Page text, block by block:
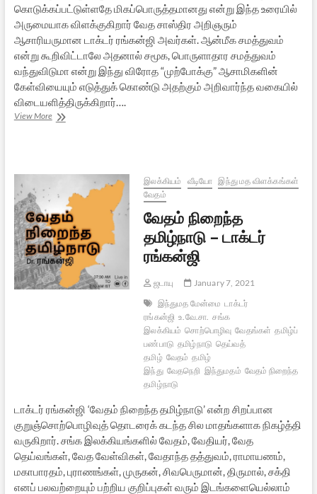
கொடுக்கப்பட்டுள்ளதே மிகப்பொருத்தமானது என்று இந்த உரையில்
அருமையாக விளக்குகிறார் வேத சாஸ்திர அறிஞரும்
ஆசாரியருமான டாக்டர் ரங்கன்ஜி அவர்கள். ஆன்மீக சமத்துவம்
என்று கூறிவிட்டாலே அதனால் சமூக, பொருளாதார சமத்துவம்
வந்துவிடுமா என்று இந்து விரோத “முற்போக்கு” ஆசாமிகளின்
கேள்வியையும் எடுத்துக் கொண்டு அதற்கும் அறிவார்ந்த வகையில்
விடையளித்திருக்கிறார்….
View Moreசமத்துவ
இலக்கியம் வீடியோ இந்து மத விளக்கங்கள்
வேதம்
வேதம் நிறைந்த
தமிழ்நாடு – டாக்டர்
ரங்கன்ஜி
ஜடாயு
January 7, 2021
இந்துமத மேன்மை டாக்டர்
ரங்கன்ஜி உ.வே.சா. சங்க
இலக்கியம் சொற்பொழிவு வேதங்கள் தமிழ்ப்
பண்பாடு தமிழ்நாடு தெய்வத்
தமிழ் வேதம் தமிழ்
இந்து வேதநெறி இந்துமதம் வேதம் நிறைந்த
தமிழ்நாடு
டாக்டர் ரங்கன்ஜி ‘வேதம் நிறைந்த தமிழ்நாடு’ என்ற சிறப்பான
குறுஞ்சொற்பொழிவுத் தொடரைக் கடந்த சில மாதங்களாக நிகழ்த்தி
வருகிறார். சங்க இலக்கியங்களில் வேதம், வேதியர், வேத
தெய்வங்கள், வேத வேள்விகள், வேதாந்த தத்துவம், ராமாயணம்,
மகாபாரதம், புராணங்கள், முருகன், சிவபெருமான், திருமால், சக்தி
எனப் பலவற்றையும் பற்றிய குறிப்புகள் வரும் இடங்களையெல்லாம்